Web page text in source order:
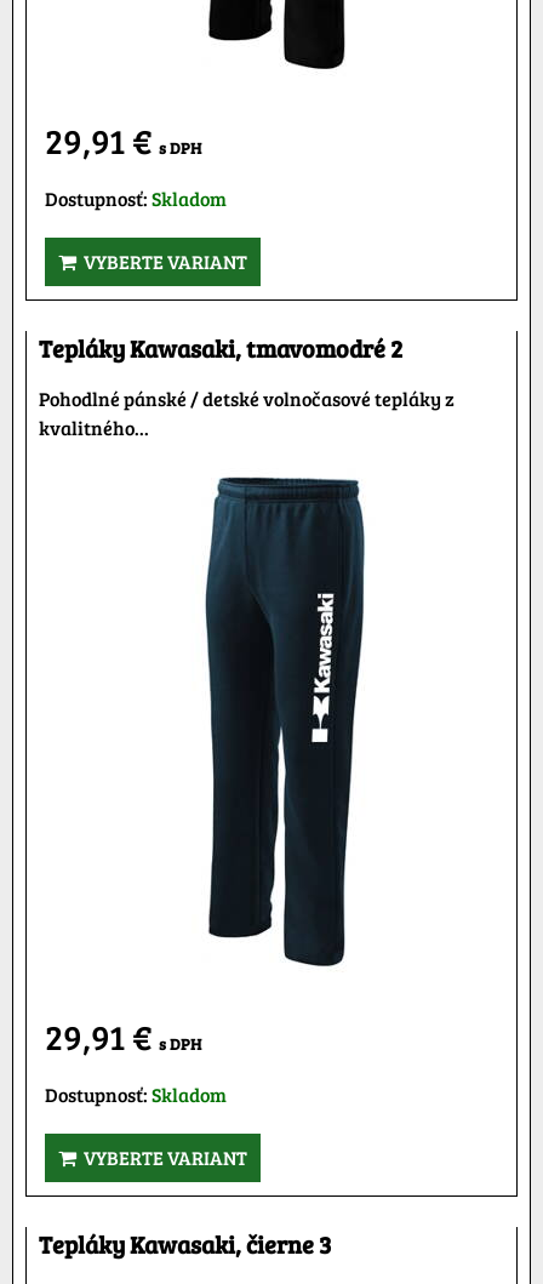
29,91 € s DPH
Dostupnosť:Skladom
VYBERTE VARIANT
Tepláky Kawasaki, tmavomodré 2
Pohodlné pánské / detské volnočasové tepláky z
kvalitného...
29,91 € s DPH
Dostupnosť:Skladom
VYBERTE VARIANT
Tepláky Kawasaki, čierne 3